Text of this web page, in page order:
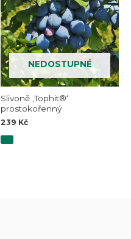
NEDOSTUPNÉ
Slivoně ‚Tophit®‘
prostokořenný
239 Kč